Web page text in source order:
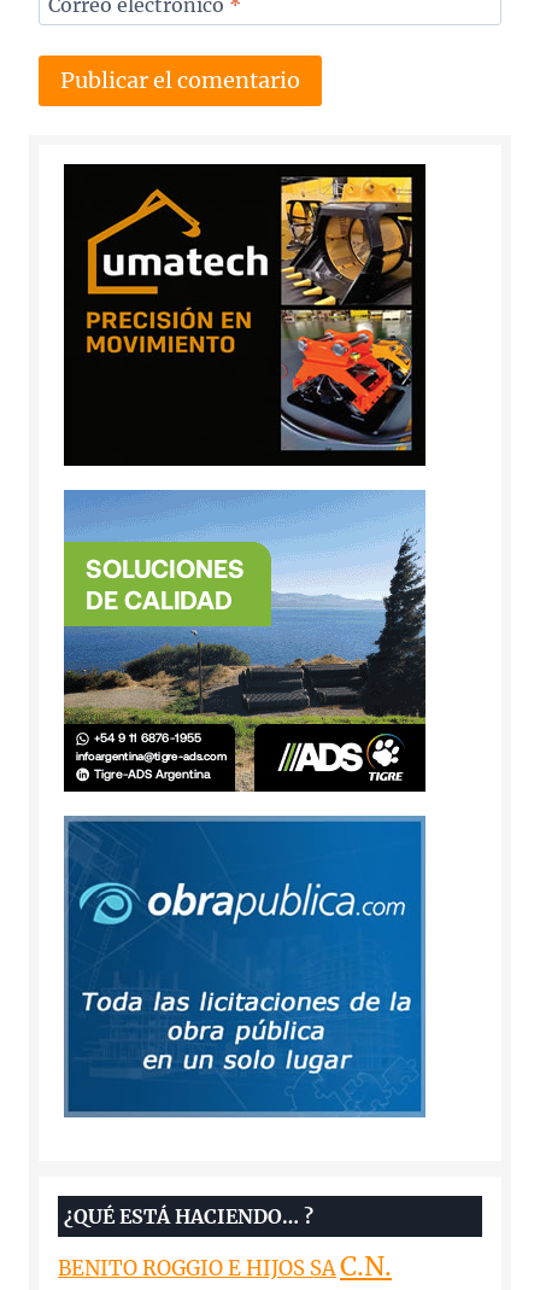
¿QUÉ ESTÁ HACIENDO… ?
BENITO ROGGIO E HIJOS SAC.N.